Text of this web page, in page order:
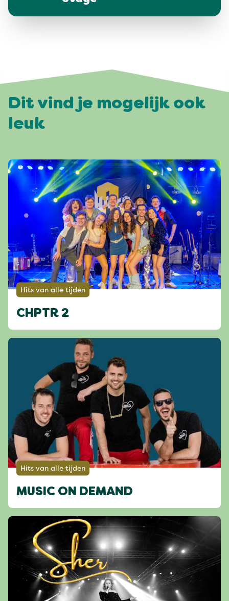
Dit vind je mogelijk ook
leuk
Hits van alle tijden
CHPTR 2
Hits van alle tijden
MUSIC ON DEMAND